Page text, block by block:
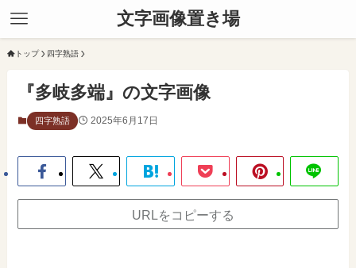
文字画像置き場
トップ 四字熟語
『多岐多端』の文字画像
四字熟語 2025年6月17日
URLをコピーする